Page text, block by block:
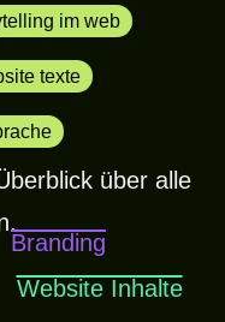
im web ,
texte ,
über alle
Branding
Website Inhalte